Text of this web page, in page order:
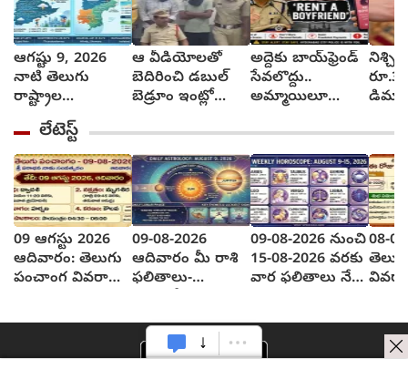
ఆగష్టు 9, 2026
నాటి తెలుగు
రాష్ట్రాల
వాతావరణ సూచన
ఎలా వుందంటే..?
ఆ వీడియోలతో
బెదిరించి డబుల్
బెడ్రూం ఇంట్లో
సామూహిక
అత్యాచారం
అద్దెకు బాయ్‌ఫ్రెండ్
సేవలొద్దు..
అమ్మాయిలూ
జాగ్రత్త : సజ్జనార్
స్ట్రాంగ్ వార్నింగ్
రూ.3
లేటెస్ట్
09 ఆగస్టు 2026
ఆదివారం: తెలుగు
పంచాంగ వివరాలు
09-08-2026
ఆదివారం మీ రాశి
ఫలితాలు-
చేపడతారు..
09-08-2026 నుంచి
15-08-2026 వరకు
వార ఫలితాలు నేడు
08-